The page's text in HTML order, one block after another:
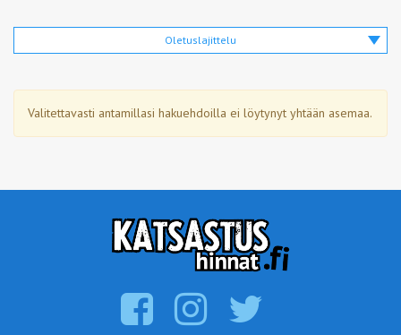
Oletuslajittelu
Valitettavasti antamillasi hakuehdoilla ei löytynyt yhtään asemaa.